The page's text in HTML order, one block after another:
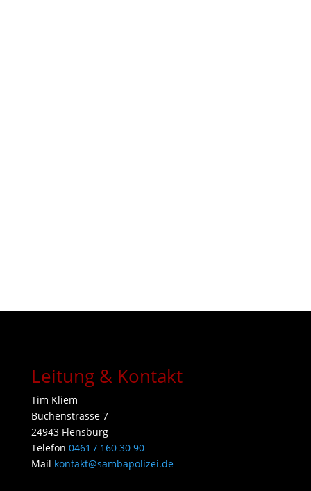
Leitung & Kontakt
Tim Kliem
Buchenstrasse 7
24943 Flensburg
Telefon 0461 / 160 30 90
Mail kontakt@sambapolizei.de